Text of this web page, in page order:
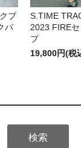
ブ
パ
S.TIME
2023 FIRE
プ
19,800円(税
検索